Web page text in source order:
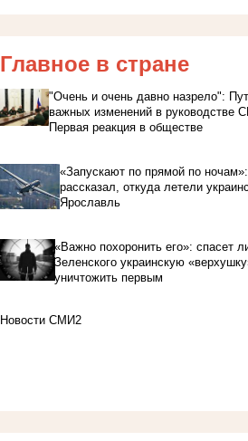
Главное в стране
"Очень и очень давно назрело":
важных изменений в руководстве
Первая реакция в обществе
«Запускают по прямой по
рассказал, откуда летели
Ярославль
«Важно похоронить его»: спасет
Зеленского украинскую
уничтожить первым
Новости СМИ2